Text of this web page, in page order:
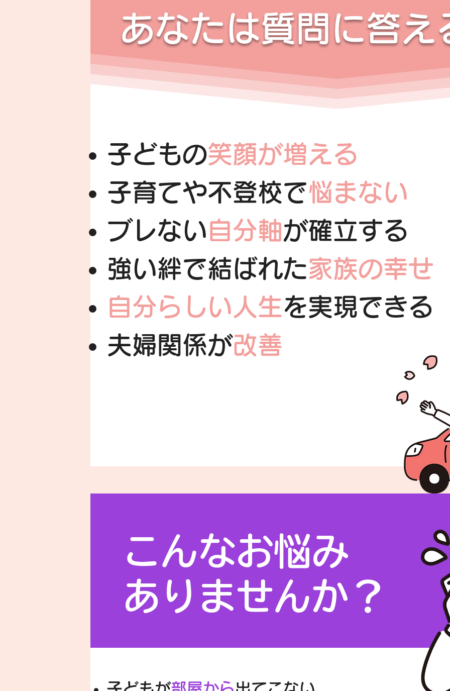
あなたは質問に答え
子どもの笑顔が増える
子育てや不登校で悩まない
ブレない自分軸が確立する
強い絆で結ばれた家族の幸せ
自分らしい人生を実現できる
夫婦関係が改善
こんなお悩み
ありませんか？